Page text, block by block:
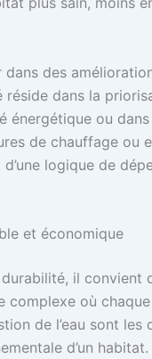
des
dans la
énergétique ou
de chauffage ou
logique de
et économique
il convient
où
de l’eau sont les
d’un